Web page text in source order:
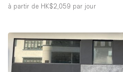
à partir de HK$2,059 par jour